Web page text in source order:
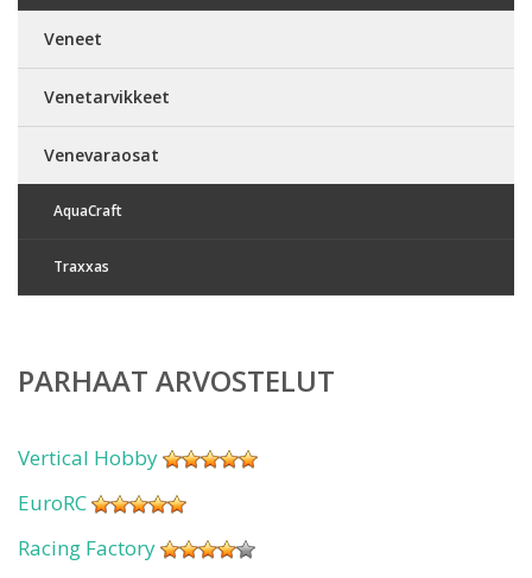
Veneet
Venetarvikkeet
Venevaraosat
AquaCraft
Traxxas
PARHAAT ARVOSTELUT
Vertical Hobby
EuroRC
Racing Factory